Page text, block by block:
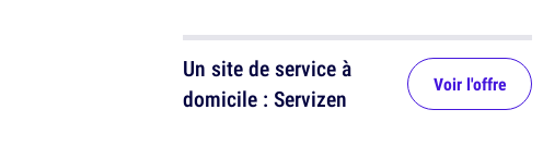
Un site de service à
domicile : Servizen
Voir l'offre